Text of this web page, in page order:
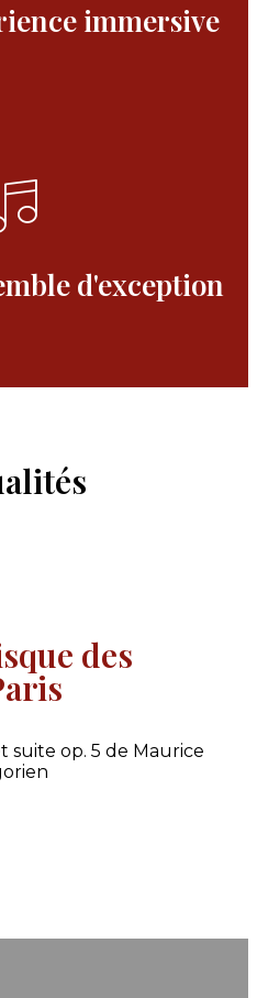
immersive
d'exception
des
suite op. 5 de Maurice